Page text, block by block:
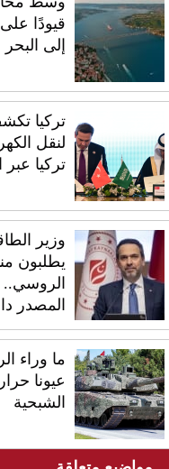
قيودًا
إلى البحر
تركيا
لنقل
تركيا عبر
وزير
يطلبون
الروسي..
المصدر
ما وراء
عيونا
الشبحية